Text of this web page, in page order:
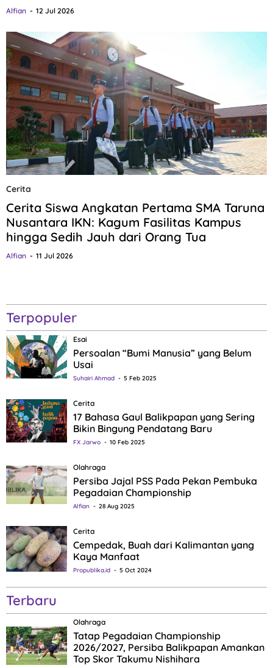
Alfian 12 Jul 2026
Cerita
Cerita Siswa Angkatan Pertama SMA Taruna
Nusantara IKN: Kagum Fasilitas Kampus
hingga Sedih Jauh dari Orang Tua
Alfian 11 Jul 2026
Terpopuler
Esai
Persoalan “Bumi Manusia” yang Belum
Usai
Suhairi Ahmad 5 Feb 2025
Cerita
17 Bahasa Gaul Balikpapan yang Sering
Bikin Bingung Pendatang Baru
FX Jarwo 10 Feb 2025
Olahraga
Persiba Jajal PSS Pada Pekan Pembuka
Pegadaian Championship
Alfian 28 Aug 2025
Cerita
Cempedak, Buah dari Kalimantan yang
Kaya Manfaat
Propublika.id 5 Oct 2024
Terbaru
Olahraga
Tatap Pegadaian Championship
2026/2027, Persiba Balikpapan Amankan
Top Skor Takumu Nishihara